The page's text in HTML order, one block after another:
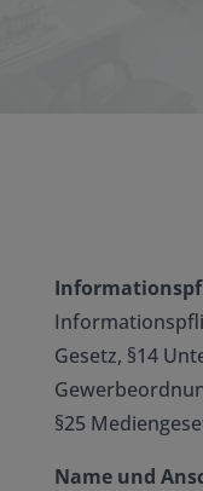
Gesetz, §14
§25
Name und